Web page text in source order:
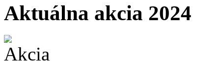
Aktuálna akcia 2024